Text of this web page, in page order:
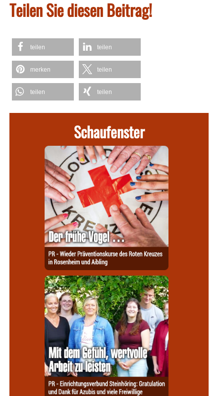
Teilen Sie diesen Beitrag!
teilen teilen
merken teilen
teilen teilen
Schaufenster